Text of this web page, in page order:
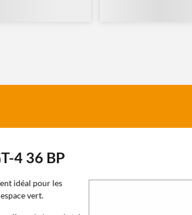
4 36 BP
idéal pour les
vert.